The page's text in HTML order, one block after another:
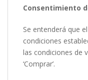
Consentimiento
Se entenderá que
condiciones
las condiciones de
‘Comprar’.